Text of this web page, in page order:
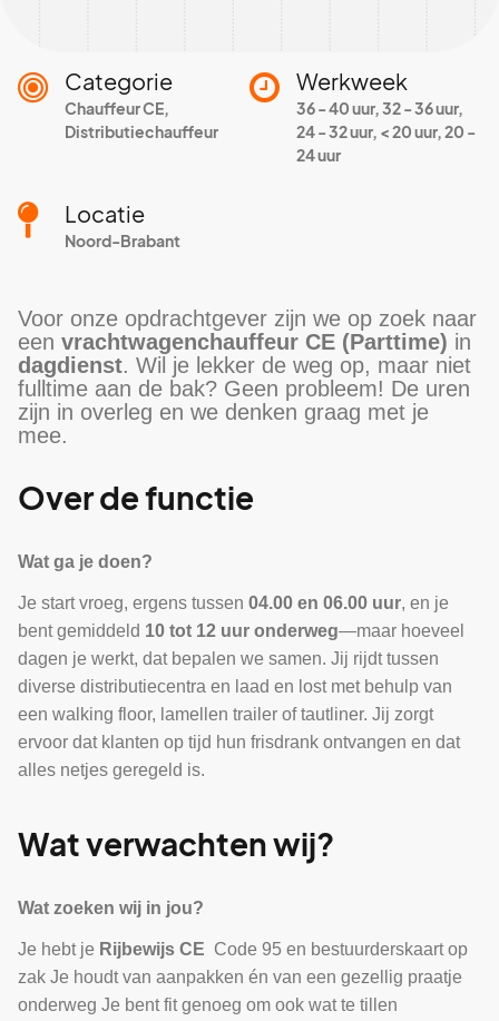
Categorie
Chauffeur CE,
Distributiechauffeur
Werkweek
36 - 40 uur, 32 - 36 uur,
24 - 32 uur, < 20 uur, 20 -
24 uur
Locatie
Noord-Brabant
Voor onze opdrachtgever zijn we op zoek naar
een vrachtwagenchauffeur CE (Parttime) in
dagdienst. Wil je lekker de weg op, maar niet
fulltime aan de bak? Geen probleem! De uren
zijn in overleg en we denken graag met je
mee.
Over de functie
Wat ga je doen?
Je start vroeg, ergens tussen 04.00 en 06.00 uur, en je
bent gemiddeld 10 tot 12 uur onderweg—maar hoeveel
dagen je werkt, dat bepalen we samen. Jij rijdt tussen
diverse distributiecentra en laad en lost met behulp van
een walking floor, lamellen trailer of tautliner. Jij zorgt
ervoor dat klanten op tijd hun frisdrank ontvangen en dat
alles netjes geregeld is.
Wat verwachten wij?
Wat zoeken wij in jou?
Je hebt je Rijbewijs CE Code 95 en bestuurderskaart op
zak Je houdt van aanpakken én van een gezellig praatje
onderweg Je bent fit genoeg om ook wat te tillen